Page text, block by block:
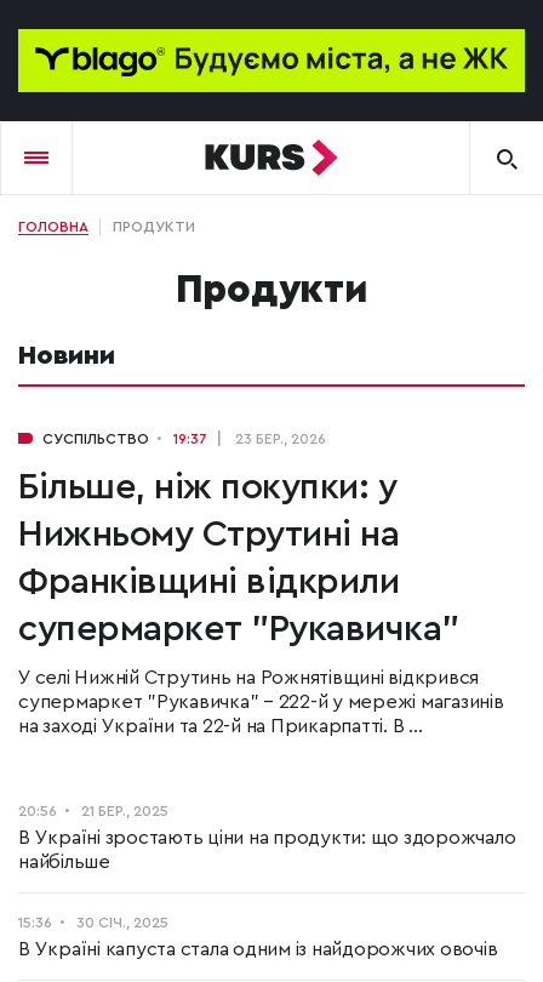
ГОЛОВНА ПРОДУКТИ
продукти
Новини
СУСПІЛЬСТВО 19:37 23 БЕР., 2026
Більше, ніж покупки: у
Нижньому Струтині на
Франківщині відкрили
супермаркет "Рукавичка"
У селі Нижній Струтинь на Рожнятівщині відкрився
супермаркет "Рукавичка" – 222-й у мережі магазинів
на заході України та 22-й на Прикарпатті. В ...
20:56 21 БЕР., 2025
В Україні зростають ціни на продукти: що здорожчало
найбільше
15:36 30 СІЧ., 2025
В Україні капуста стала одним із найдорожчих овочів